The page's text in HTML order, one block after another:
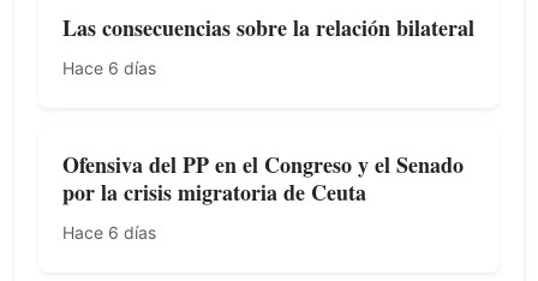
Las consecuencias sobre la relación bilateral
Hace 6 días
Ofensiva del PP en el Congreso y el Senado
por la crisis migratoria de Ceuta
Hace 6 días